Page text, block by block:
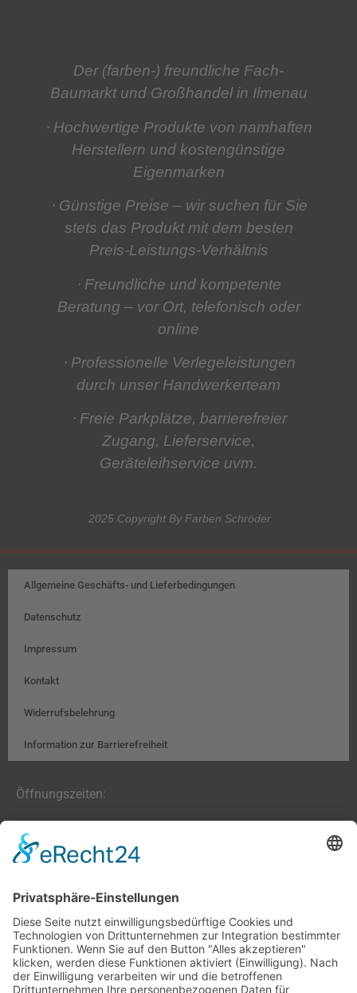
Der (farben-) freundliche Fach-
Baumarkt und Großhandel in Ilmenau
⋅ Hochwertige Produkte von namhaften
Herstellern und kostengünstige
Eigenmarken
⋅ Günstige Preise – wir suchen für Sie
stets das Produkt mit dem besten
Preis-Leistungs-Verhältnis
⋅ Freundliche und kompetente
Beratung – vor Ort, telefonisch oder
online
⋅ Professionelle Verlegeleistungen
durch unser Handwerkerteam
⋅ Freie Parkplätze, barrierefreier
Zugang, Lieferservice,
Geräteleihservice uvm.
2025 Copyright By Farben Schröder
Allgemeine Geschäfts- und Lieferbedingungen
Datenschutz
Impressum
Kontakt
Widerrufsbelehrung
Information zur Barrierefreiheit
Öffnungszeiten:
Farben, Tapeten, Bodenbeläge:
Mo. – Fr. 8:00 – 18:00 Uhr
Hobby- und Künstlerbedarf:
Mo., Mi., Fr. 10:00 – 15:00 Uhr
Di., Do. 13:00 – 18:00 Uhr
Sa. 9:00 – 12:00 Uhr